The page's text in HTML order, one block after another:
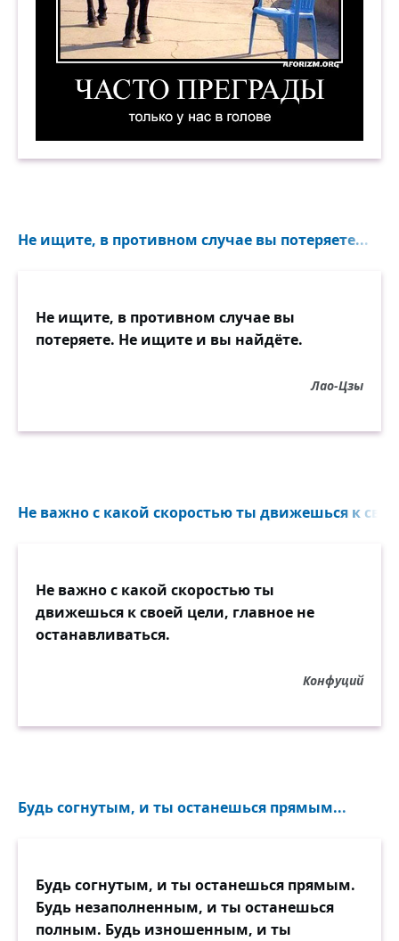
Не ищите, в противном случае вы потеряете...
Не ищите, в противном случае вы
потеряете. Не ищите и вы найдёте.
Лао-Цзы
Не важно с какой скоростью ты движешься к
Не важно с какой скоростью ты
движешься к своей цели, главное не
останавливаться.
Конфуций
Будь согнутым, и ты останешься прямым...
Будь согнутым, и ты останешься прямым.
Будь незаполненным, и ты останешься
полным. Будь изношенным, и ты